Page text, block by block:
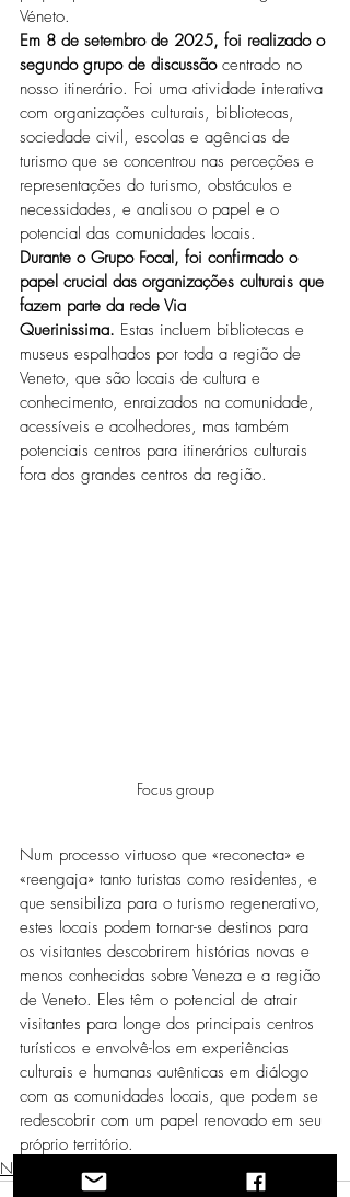
Véneto.
Em 8 de setembro de 2025, foi realizado o
segundo grupo de discussão centrado no
nosso itinerário. Foi uma atividade interativa
com organizações culturais, bibliotecas,
sociedade civil, escolas e agências de
turismo que se concentrou nas perceções e
representações do turismo, obstáculos e
necessidades, e analisou o papel e o
potencial das comunidades locais.
Durante o Grupo Focal, foi confirmado o
papel crucial das organizações culturais que
fazem parte da rede Via
Querinissima. Estas incluem bibliotecas e
museus espalhados por toda a região de
Veneto, que são locais de cultura e
conhecimento, enraizados na comunidade,
acessíveis e acolhedores, mas também
potenciais centros para itinerários culturais
fora dos grandes centros da região.
Focus group
Num processo virtuoso que «reconecta» e
«reengaja» tanto turistas como residentes, e
que sensibiliza para o turismo regenerativo,
estes locais podem tornar-se destinos para
os visitantes descobrirem histórias novas e
menos conhecidas sobre Veneza e a região
de Veneto. Eles têm o potencial de atrair
visitantes para longe dos principais centros
turísticos e envolvê-los em experiências
culturais e humanas autênticas em diálogo
com as comunidades locais, que podem se
redescobrir com um papel renovado em seu
próprio território.
Notícias